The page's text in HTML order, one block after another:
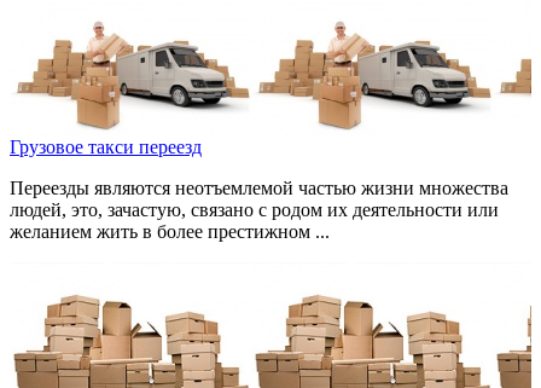
Грузовое такси переезд
Переезды являются неотъемлемой частью жизни множества
людей, это, зачастую, связано с родом их деятельности или
желанием жить в более престижном ...